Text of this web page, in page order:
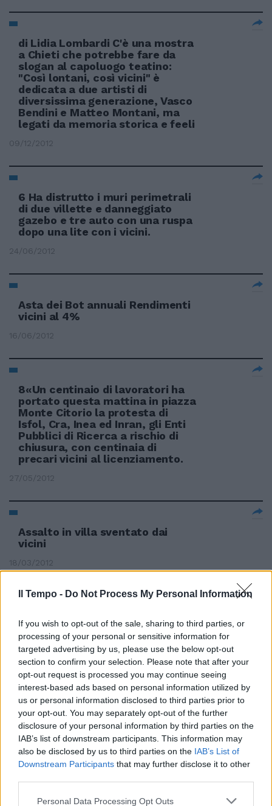
Il Tempo - Do Not Process My Personal Information
If you wish to opt-out of the sale, sharing to third parties, or
processing of your personal or sensitive information for
targeted advertising by us, please use the below opt-out
section to confirm your selection. Please note that after your
opt-out request is processed you may continue seeing
interest-based ads based on personal information utilized by
us or personal information disclosed to third parties prior to
your opt-out. You may separately opt-out of the further
disclosure of your personal information by third parties on the
IAB’s list of downstream participants. This information may
also be disclosed by us to third parties on the IAB’s List of
Downstream Participants that may further disclose it to other
Personal Data Processing Opt Outs
di Lidia Lombardi C'è una mostra
a Chieti che potrebbe fare da
slogan al capoluogo teatino:
"Così lontani, così vicini" è
dedicata a due artisti di
diversissima generazione, Vasco
Bendini e Matteo Montani, ma
legati da memoria storica e feeli
09/12/2012
6 Ha distrutto i muri perimetrali
di due villette e danneggiato
gazebo e tre auto con una ruspa
dopo una lite con i vicini.
24/06/2012
Asta dei Bot annuali Rendimenti
vicini al 4%
16/06/2012
8«Un centinaio di lavoratori ha
portato questa mattina in piazza
Monte Citorio la protesta di
Isfol, Cra, Inea ed Inran, gli Enti
Pubblici di Ricerca a rischio di
chiusura, con centinaia di
precari vicini al licenziamento.
27/05/2012
Assalto in villa sventato dai
vicini
18/03/2012
baratro».
26/02/2012
Pd e Pdl più vicini sulla legge
elettorale
29/01/2012
di Carlo Antini Occidente e Cina
sono sempre più vicini.